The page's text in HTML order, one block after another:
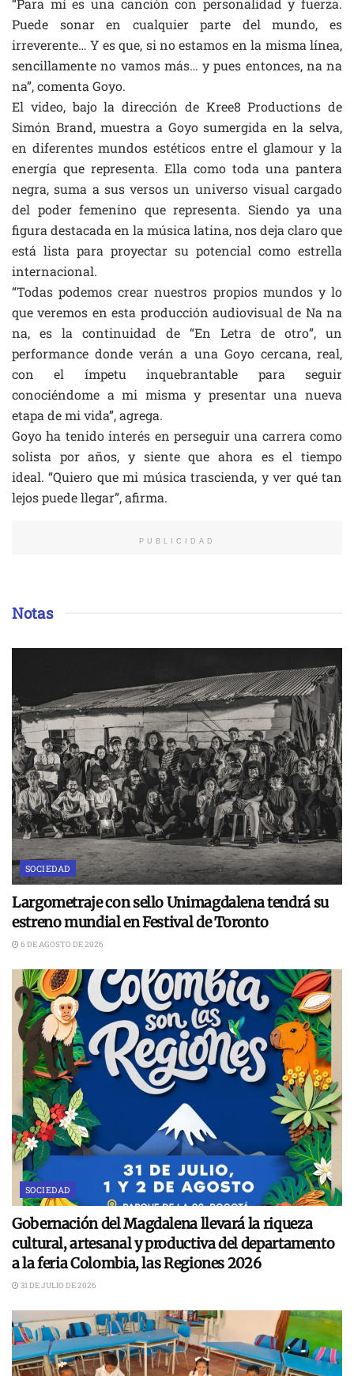
“Para mí es una canción con personalidad y fuerza.
Puede sonar en cualquier parte del mundo, es
irreverente… Y es que, si no estamos en la misma línea,
sencillamente no vamos más… y pues entonces, na na
na”, comenta Goyo.
El video, bajo la dirección de Kree8 Productions de
Simón Brand, muestra a Goyo sumergida en la selva,
en diferentes mundos estéticos entre el glamour y la
energía que representa. Ella como toda una pantera
negra, suma a sus versos un universo visual cargado
del poder femenino que representa. Siendo ya una
figura destacada en la música latina, nos deja claro que
está lista para proyectar su potencial como estrella
internacional.
“Todas podemos crear nuestros propios mundos y lo
que veremos en esta producción audiovisual de Na na
na, es la continuidad de “En Letra de otro”, un
performance donde verán a una Goyo cercana, real,
con el ímpetu inquebrantable para seguir
conociéndome a mi misma y presentar una nueva
etapa de mi vida”, agrega.
Goyo ha tenido interés en perseguir una carrera como
solista por años, y siente que ahora es el tiempo
ideal. “Quiero que mi música trascienda, y ver qué tan
lejos puede llegar”, afirma.
PUBLICIDAD
Notas
SOCIEDAD
Largometraje con sello Unimagdalena tendrá su
estreno mundial en Festival de Toronto
6 DE AGOSTO DE 2026
SOCIEDAD
Gobernación del Magdalena llevará la riqueza
cultural, artesanal y productiva del departamento
a la feria Colombia, las Regiones 2026
31 DE JULIO DE 2026